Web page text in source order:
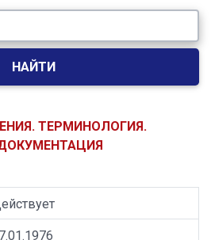
НАЙТИ
ТЕРМИНОЛОГИЯ.